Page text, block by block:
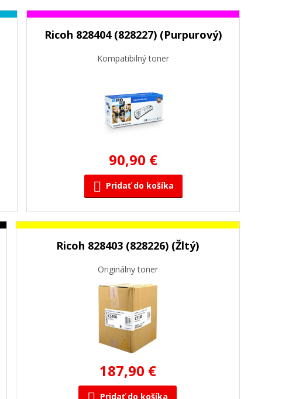
Ricoh 828404 (828227) (Purpurový)
Kompatibilný toner
90,90 €
Pridať do košíka
Ricoh 828403 (828226) (Žltý)
Originálny toner
187,90 €
Pridať do košíka